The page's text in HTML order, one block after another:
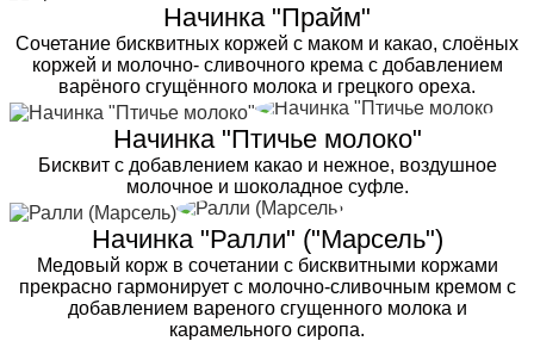
Начинка "Прайм"
Сочетание бисквитных коржей с маком и какао, слоёных
коржей и молочно- сливочного крема с добавлением
варёного сгущённого молока и грецкого ореха.
Начинка "Птичье молоко"
Бисквит с добавлением какао и нежное, воздушное
молочное и шоколадное суфле.
Начинка "Ралли" ("Марсель")
Медовый корж в сочетании с бисквитными коржами
прекрасно гармонирует с молочно-сливочным кремом с
добавлением вареного сгущенного молока и
карамельного сиропа.